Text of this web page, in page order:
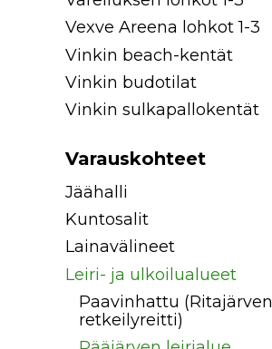
Vexve Areena lohkot 1-3
Vinkin beach-kentät
Vinkin budotilat
Vinkin sulkapallokentät
Varauskohteet
Jäähalli
Kuntosalit
Lainavälineet
Leiri- ja ulkoilualueet
Paavinhattu (Ritajärven
retkeilyreitti)